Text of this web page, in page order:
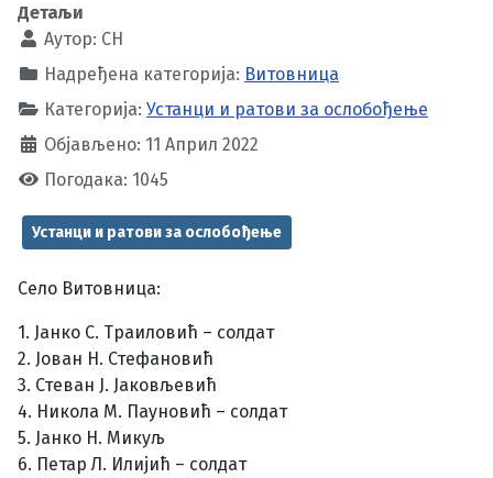
Детаљи
Аутор: CH
Надређена категорија: Витовница
Категорија: Устанци и ратови за ослобођење
Објављено: 11 Април 2022
Погодака: 1045
Устанци и ратови за ослобођење
Село Витовница:
1. Јанко С. Траиловић – солдат
2. Јован Н. Стефановић
3. Стеван Ј. Јаковљевић
4. Никола М. Пауновић – солдат
5. Јанко Н. Микуљ
6. Петар Л. Илијић – солдат